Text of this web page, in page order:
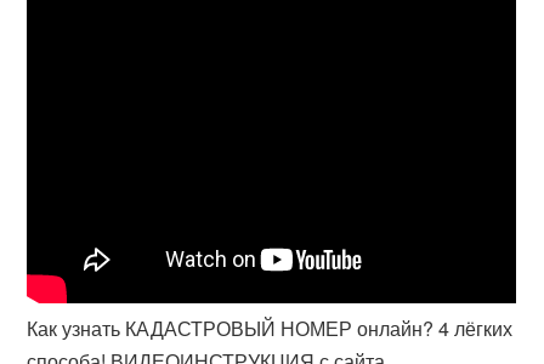
Как узнать КАДАСТРОВЫЙ НОМЕР онлайн? 4 лёгких